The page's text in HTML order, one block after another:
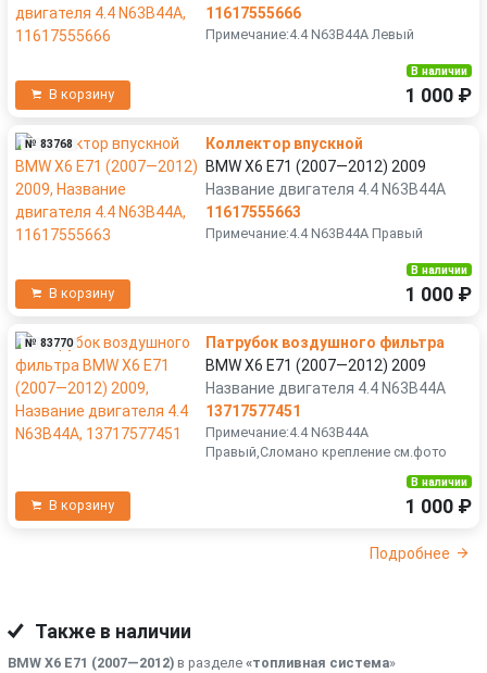
11617555666
Примечание:4.4 N63B44A Левый
В корзину
В наличии
1 000 ₽
№ 83768
Коллектор впускной
BMW X6 E71 (2007—2012) 2009
Название двигателя 4.4 N63B44A
11617555663
Примечание:4.4 N63B44A Правый
В корзину
В наличии
1 000 ₽
№ 83770
Патрубок воздушного фильтра
BMW X6 E71 (2007—2012) 2009
Название двигателя 4.4 N63B44A
13717577451
Примечание:4.4 N63B44A
Правый,Сломано крепление см.фото
В корзину
В наличии
1 000 ₽
Подробнее
Также в наличии
BMW X6 E71 (2007—2012) в разделе «топливная система»